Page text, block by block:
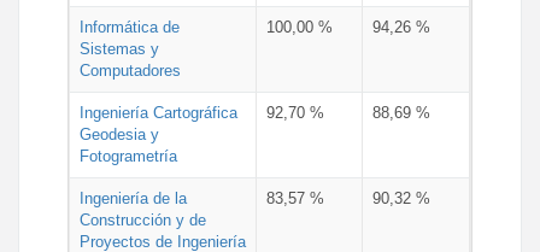
Informática de
Sistemas y
Computadores
100,00 % 94,26 %
Ingeniería Cartográfica
Geodesia y
Fotogrametría
92,70 % 88,69 %
Ingeniería de la
Construcción y de
Proyectos de Ingeniería
83,57 % 90,32 %